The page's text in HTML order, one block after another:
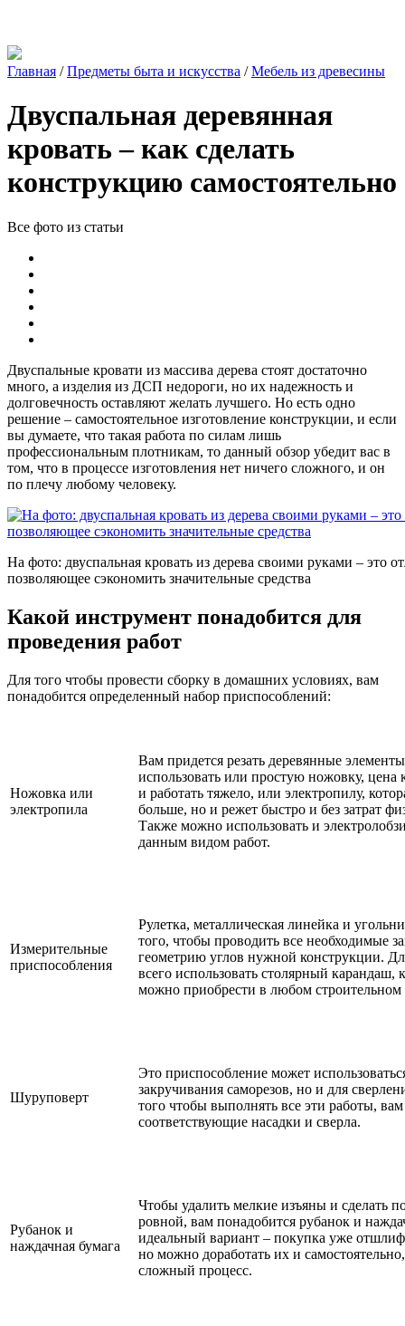
Главная /Предметы быта и искусства /Мебель из древесины
Двуспальная деревянная
кровать – как сделать
конструкцию самостоятельно
Все фото из статьи
Двуспальные кровати из массива дерева стоят достаточно
много, а изделия из ДСП недороги, но их надежность и
долговечность оставляют желать лучшего. Но есть одно
решение – самостоятельное изготовление конструкции, и если
вы думаете, что такая работа по силам лишь
профессиональным плотникам, то данный обзор убедит вас в
том, что в процессе изготовления нет ничего сложного, и он
по плечу любому человеку.
На фото: двуспальная кровать из дерева своими руками – это
позволяющее сэкономить значительные средства
Какой инструмент понадобится для
проведения работ
Для того чтобы провести сборку в домашних условиях, вам
понадобится определенный набор приспособлений:
Ножовка или
электропила
Вам придется резать деревянные
использовать или простую ножовку, цена
и работать тяжело, или электропилу,
больше, но и режет быстро и без затрат
Также можно использовать и
данным видом работ.
Измерительные
приспособления
Рулетка, металлическая линейка и
того, чтобы проводить все необходимые
геометрию углов нужной конструкции.
всего использовать столярный карандаш,
можно приобрести в любом строительном
Шуруповерт
Это приспособление может
закручивания саморезов, но и для
того чтобы выполнять все эти работы,
соответствующие насадки и сверла.
Рубанок и
наждачная бумага
Чтобы удалить мелкие изъяны и сделать
ровной, вам понадобится рубанок и
идеальный вариант – покупка уже
но можно доработать их и
сложный процесс.